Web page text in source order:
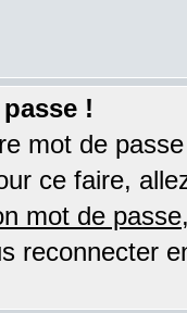
!
mot de
ce faire,
mot de passe
reconnecter